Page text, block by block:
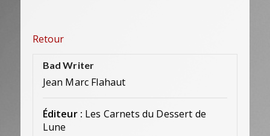
Retour
Bad Writer
Jean Marc Flahaut
Éditeur : Les Carnets du Dessert de
Lune